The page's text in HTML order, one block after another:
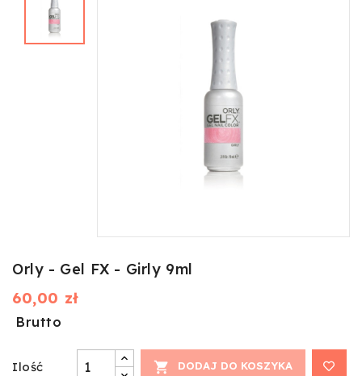
Orly - Gel FX - Girly 9ml
60,00 zł
Brutto
Ilość  DODAJ DO KOSZYKA